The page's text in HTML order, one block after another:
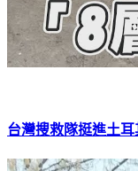
台灣搜救隊挺進土